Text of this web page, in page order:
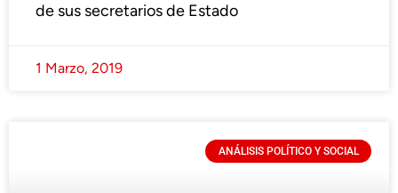
de sus secretarios de Estado
1 Marzo, 2019
ANÁLISIS POLÍTICO Y SOCIAL